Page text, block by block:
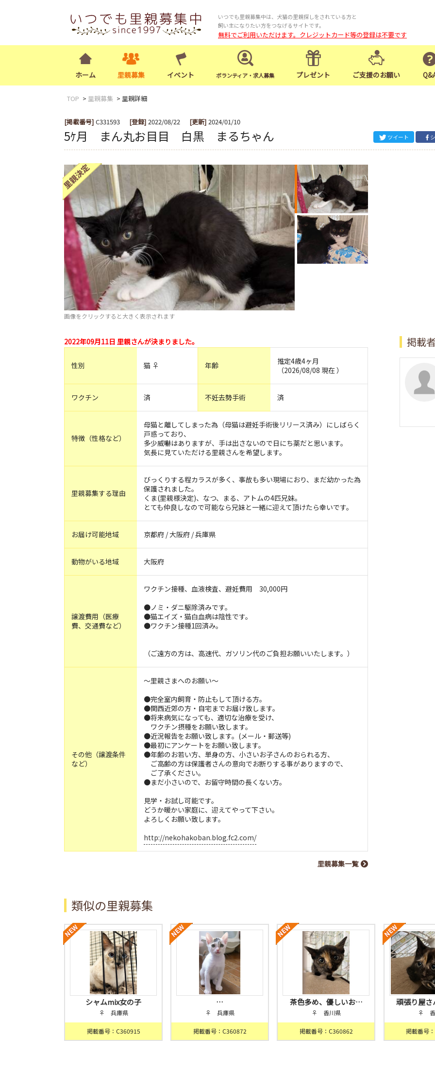
いつでも里親募集中は、犬猫の里親探しをされている方と
飼い主になりたい方をつなげるサイトです。
無料でご利用いただけます。クレジットカード等の登録は不要です
ホーム 里親募集 イベント ボランティア・求人募集 プレゼント ご支援のお願い
TOP 里親募集 里親詳細
[掲載番号] C331593 [登録] 2022/08/22 [更新] 2024/01/10
5ｹ月 まん丸お目目 白黒 まるちゃん ツイート
画像をクリックすると大きく表示されます
2022年09月11日 里親さんが決まりました。
性別 猫 ♀ 年齢
推定4歳4ヶ月
（2026/08/08 現在 ）
ワクチン 済 不妊去勢手術 済
特徴（性格など）
母猫と離してしまった為（母猫は避妊手術後リリース済み）にしばらく
戸惑っており、
多少威嚇はありますが、手は出さないので日にち薬だと思います。
気長に見ていただける里親さんを希望します。
里親募集する理由
びっくりする程カラスが多く、事故も多い現場におり、まだ幼かった為
保護されました。
くま(里親様決定)、なつ、まる、アトムの4匹兄妹。
とても仲良しなので可能なら兄妹と一緒に迎えて頂けたら幸いです。
お届け可能地域 京都府 / 大阪府 / 兵庫県
動物がいる地域 大阪府
譲渡費用（医療
費、交通費など）
ワクチン接種、血液検査、避妊費用 30,000円
●ノミ・ダニ駆除済みです。
●猫エイズ・猫白血病は陰性です。
●ワクチン接種1回済み。
（ご遠方の方は、高速代、ガソリン代のご負担お願いいたします。）
その他（譲渡条件
など）
～里親さまへのお願い～
●完全室内飼育・防止もして頂ける方。
●関西近郊の方・自宅までお届け致します。
●将来病気になっても、適切な治療を受け、
ワクチン摂種をお願い致します。
●近況報告をお願い致します。(メール・郵送等)
●最初にアンケートをお願い致します。
●年齢のお若い方、単身の方、小さいお子さんのおられる方、
ご高齢の方は保護者さんの意向でお断りする事がありますので、
ご了承ください。
●まだ小さいので、お留守時間の長くない方。
見学・お試し可能です。
どうか暖かい家庭に、迎えてやって下さい。
よろしくお願い致します。
http://nekohakoban.blog.fc2.com/
里親募集一覧
掲載者
類似の里親募集
シャムmix女の子
♀ 兵庫県
掲載番号：C360915
…
♀ 兵庫県
掲載番号：C360872
茶色多め、優しいお…
♀ 香川県
掲載番号：C360862
頑張り屋
♀ 香
掲載番号